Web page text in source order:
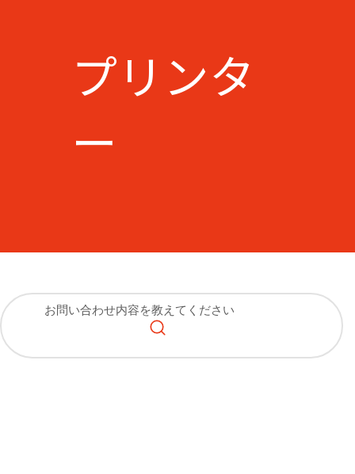
プリンタ
ー